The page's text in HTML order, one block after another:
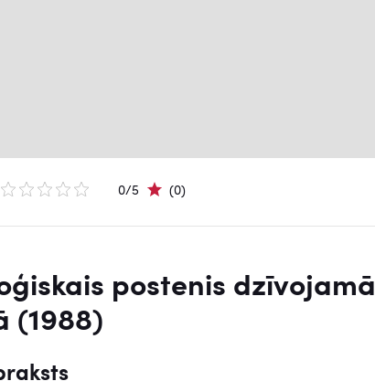
0/5 (0)
postenis dzīvojamā
(1988)